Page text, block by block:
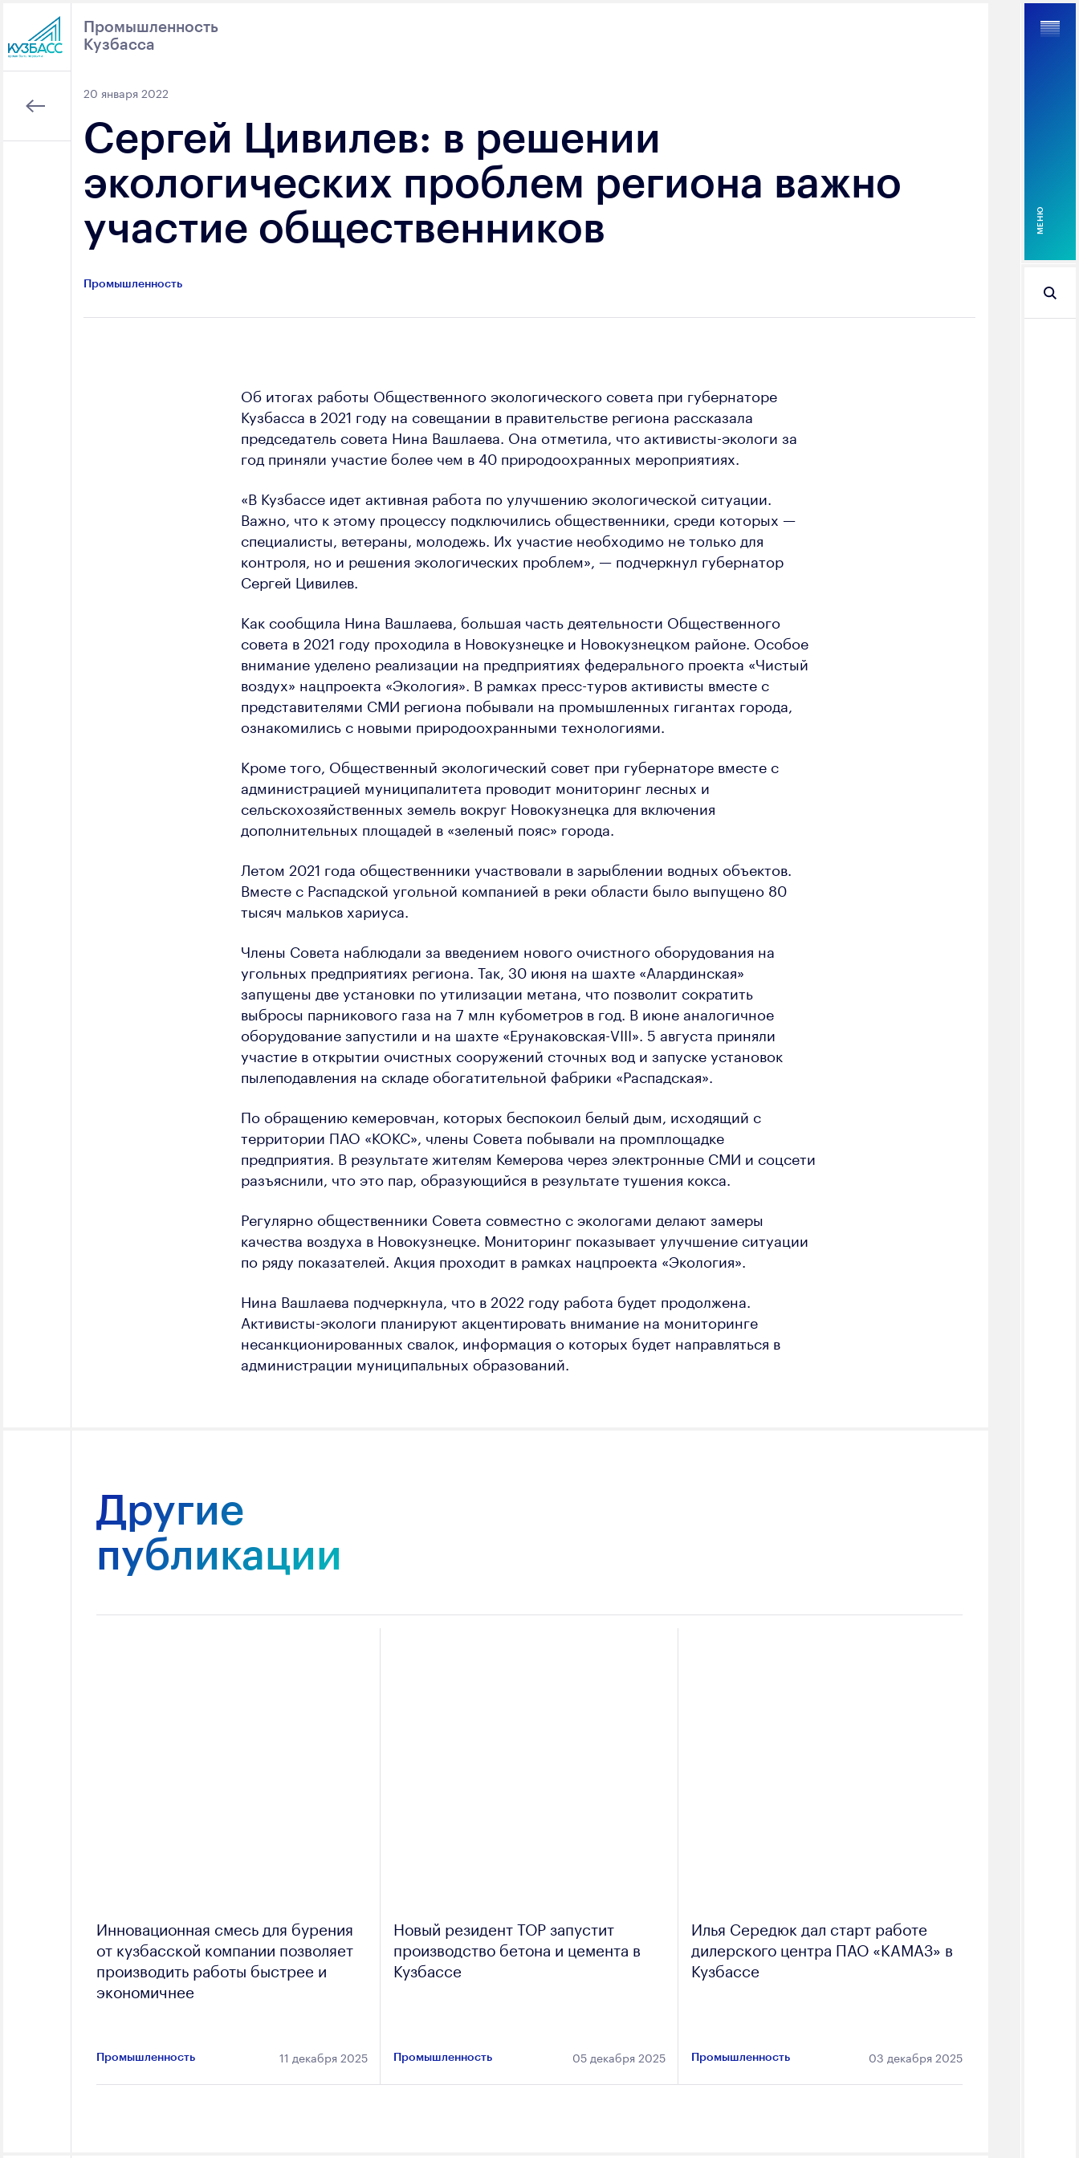
Промышленность
Кузбасса
MEНЮ
20 января 2022
Сергей Цивилев: в решении
экологических проблем региона важно
участие общественников
Промышленность
Об итогах работы Общественного экологического совета при губернаторе
Кузбасса в 2021 году на совещании в правительстве региона рассказала
председатель совета Нина Вашлаева. Она отметила, что активисты-экологи за
год приняли участие более чем в 40 природоохранных мероприятиях.
«В Кузбассе идет активная работа по улучшению экологической ситуации.
Важно, что к этому процессу подключились общественники, среди которых —
специалисты, ветераны, молодежь. Их участие необходимо не только для
контроля, но и решения экологических проблем», — подчеркнул губернатор
Сергей Цивилев.
Как сообщила Нина Вашлаева, большая часть деятельности Общественного
совета в 2021 году проходила в Новокузнецке и Новокузнецком районе. Особое
внимание уделено реализации на предприятиях федерального проекта «Чистый
воздух» нацпроекта «Экология». В рамках пресс-туров активисты вместе с
представителями СМИ региона побывали на промышленных гигантах города,
ознакомились с новыми природоохранными технологиями.
Кроме того, Общественный экологический совет при губернаторе вместе с
администрацией муниципалитета проводит мониторинг лесных и
сельскохозяйственных земель вокруг Новокузнецка для включения
дополнительных площадей в «зеленый пояс» города.
Летом 2021 года общественники участвовали в зарыблении водных объектов.
Вместе с Распадской угольной компанией в реки области было выпущено 80
тысяч мальков хариуса.
Члены Совета наблюдали за введением нового очистного оборудования на
угольных предприятиях региона. Так, 30 июня на шахте «Алардинская»
запущены две установки по утилизации метана, что позволит сократить
выбросы парникового газа на 7 млн кубометров в год. В июне аналогичное
оборудование запустили и на шахте «Ерунаковская-VIII». 5 августа приняли
участие в открытии очистных сооружений сточных вод и запуске установок
пылеподавления на складе обогатительной фабрики «Распадская».
По обращению кемеровчан, которых беспокоил белый дым, исходящий с
территории ПАО «КОКС», члены Совета побывали на промплощадке
предприятия. В результате жителям Кемерова через электронные СМИ и соцсети
разъяснили, что это пар, образующийся в результате тушения кокса.
Регулярно общественники Совета совместно с экологами делают замеры
качества воздуха в Новокузнецке. Мониторинг показывает улучшение ситуации
по ряду показателей. Акция проходит в рамках нацпроекта «Экология».
Нина Вашлаева подчеркнула, что в 2022 году работа будет продолжена.
Активисты-экологи планируют акцентировать внимание на мониторинге
несанкционированных свалок, информация о которых будет направляться в
администрации муниципальных образований.
Другие
публикации
Инновационная смесь для бурения
от кузбасской компании позволяет
производить работы быстрее и
экономичнее
Промышленность 11 декабря 2025
Новый резидент ТОР запустит
производство бетона и цемента в
Кузбассе
Промышленность 05 декабря 2025
Илья Середюк дал старт работе
дилерского центра ПАО «КАМАЗ» в
Кузбассе
Промышленность 03 декабря 2025